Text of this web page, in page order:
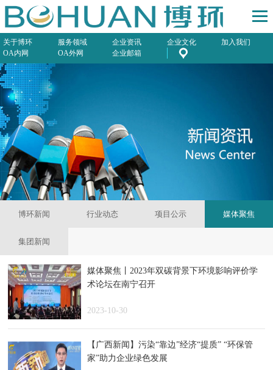
关于博环 服务领域 企业资讯 企业文化
加入我们
OA内网
OA外网 企业邮箱
博环新闻 行业动态 项目公示 媒体聚焦
集团新闻
媒体聚焦丨2023年双碳背景下环境影响评价学
术论坛在南宁召开
2023-10-30
【广西新闻】污染“靠边”经济“提质” “环保管
家”助力企业绿色发展